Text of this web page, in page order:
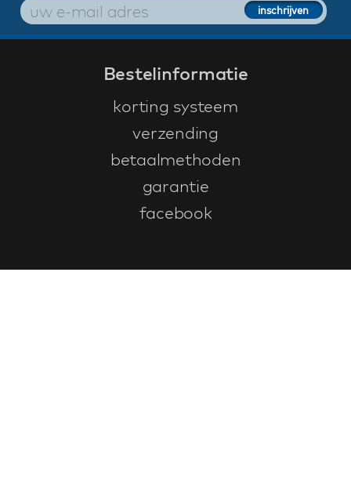
Bestelinformatie
korting systeem
verzending
betaalmethoden
garantie
facebook
Klantenservice